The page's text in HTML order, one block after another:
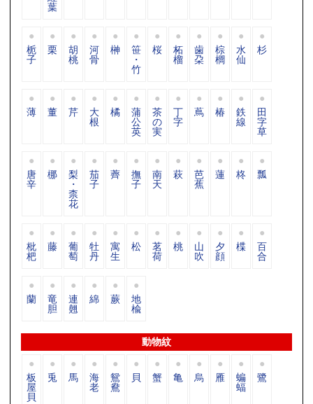
葉
栀
子
栗 胡
桃
河
骨
榊 笹
・
竹
桜 柘
榴
歯
朶
棕
櫚
水
仙
杉
薄 董 芹 大
根
橘 蒲
公
英
茶
の
実
丁
字
蔦 椿 鉄
線
田
字
草
唐
辛
梛 梨
・
柰
花
茄
子
薺 撫
子
南
天
萩 芭
蕉
蓮 柊 瓢
枇
杷
藤 葡
萄
牡
丹
寓
生
松 茗
荷
桃 山
吹
夕
顔
楪 百
合
蘭 竜
胆
連
翹
綿 蕨 地
楡
動物紋
板
屋
貝
兎 馬 海
老
鴛
鴦
貝 蟹 亀 烏 雁 蝙
蝠
鷺